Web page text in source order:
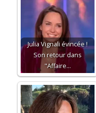
Julia Vignali évincée !
Son retour dans
"Affaire…